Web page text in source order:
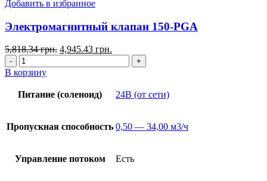
Добавить в избранное
Электромагнитный клапан 150-PGA
5,818.34грн. 4,945.43 грн.
В корзину
Питание (соленоид) 24В (от сети)
Пропускная способность 0,50 — 34,00 м3/ч
Управление потоком Есть